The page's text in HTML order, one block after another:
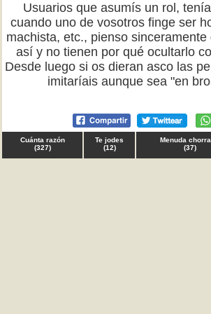
Usuarios que asumís un rol,
cuando uno de vosotros finge ser
machista, etc., pienso
así y no tienen por qué ocultarlo
Desde luego si os dieran asco las
imitaríais aunque sea "en
Cuánta razón
(327)
Te jodes
(12)
Menuda
(37)